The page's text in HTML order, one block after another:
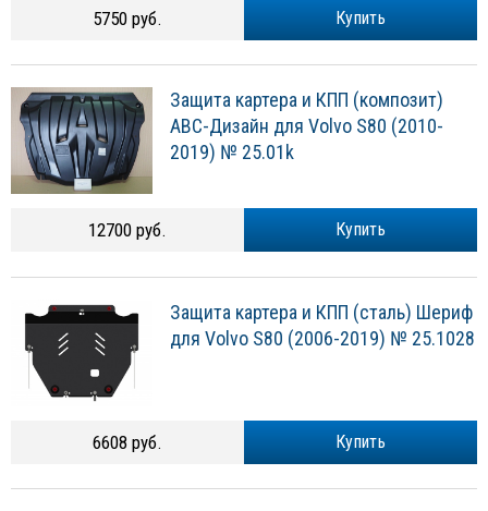
Купить
5750 руб.
Защита картера и КПП (композит)
АВС-Дизайн для Volvo S80 (2010-
2019) № 25.01k
Купить
12700 руб.
Защита картера и КПП (сталь) Шериф
для Volvo S80 (2006-2019) № 25.1028
Купить
6608 руб.